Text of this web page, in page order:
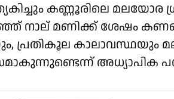
കണ്ണൂരിലെ
നാല് മണിക്ക് ശേഷം
പ്രതികൂല കാലാവസ്ഥയും
അധ്യാപിക